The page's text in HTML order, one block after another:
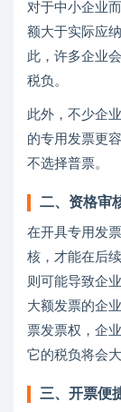
对于中小企业
额大于实际应
此，许多企业
税负。
此外，不少企
的专用发票更
不选择普票。
二、资格审
在开具专用发
核，才能在后
则可能导致企
大额发票的企
票发票权，企
它的税负将会大
三、开票便